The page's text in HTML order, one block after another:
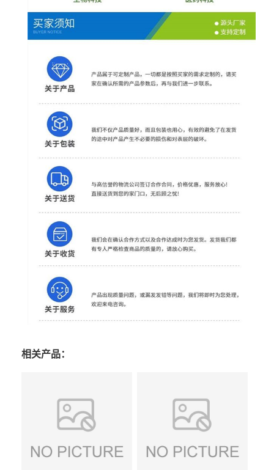
相关产品：